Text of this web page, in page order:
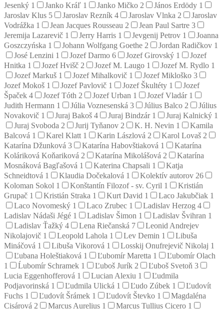
Jesenký 1 Janko Kráľ 1 Janko Mičko 2 János Erdödy 1
Jaroslav Klus 5 Jaroslav Rezník 4 Jaroslav Vlnka 2
Jaroslav
Vodrážka 1 Jean Jacques Rousseau 2 Jean Paul Sartre 3
Jeremija Lazarevič 1 Jerry Harris 1 Jevgenij Petrov 1
Joanna
Goszczyńska 1 Johann Wolfgang Goethe 2 Jordan Radičkov 1
José Lenzini 1 Jozef Darmo 6 Jozef Girovský 1
Jozef
Hnitka 1 Jozef Hvišč 2 Jozef M. Laugo 1 Jozef M. Rydlo 1
Jozef Markuš 1 Jozef Mihalkovič 1 Jozef Mikloško 3
Jozef Mokoš 1 Jozef Pavlovič 1 Jozef Škultéty 1
Jozef
Špaček 4 Jozef Tóth 2 Jozef Urban 1 Jozef Vladár 1
Judith Hermann 1 Júlia Voznesenská 3 Július Balco 2
Július
Novakovič 1 Juraj Bakoš 4 Juraj Bindzár 1 Juraj Kalnický 1
Juraj Svoboda 2 Jurij Tyňanov 2 K. H. Nevin 1
Kamila
Balcová 1 Karel Klatt 1 Karin Lászlová 2 Karol Lovaš 2
Katarína Džunková 3 Katarína Habovštiaková 1
Katarína
Koláriková Koňariková 2 Katarína Mikolášová 2
Katarína
Mosnáková Bagľašová 1 Katerina Chapsali 1
Katja
Schneidtová 1 Klaudia Dočekalová 1 Kolektív autorov 26
Koloman Sokol 1 Konštantín Filozof - sv. Cyril 1
Kristián
Grupač 1 Kristián Straka 1 Kurt David 1 Laco Jakubčiak 1
Laco Novomeský 1 Laco Zrubec 1 Ladislav Herzog 4
Ladislav Nádaši Jégé 1 Ladislav Šimon 1 Ladislav Švihran 1
Ladislav Ťažký 4 Lena Riečanská 7
Leonid Andrejev
Nikolajovič 1 Leopold Lahola 1 Lev Demin 1
Libuša
Mináčová 1 Libuša Vikorová 1 Losskij Onufrejevič Nikolaj 1
Ľubana Holeštiaková 1 Ľubomír Maretta 1
Ľubomír Olach
1
Ĺubomír Schramek 1 Ľuboš Jurík 2 Ľuboš Svetoň 3
Lucia Eggenhofferová 1 Lucian Alexiu 1
Ľudmila
Podjavorinská 1 Ľudmila Ulická 1 Ľudo Zúbek 1
Ľudovít
Fuchs 1 Ľudovít Šrámek 1 Ľudovít Števko 1
Magdaléna
Cisárová 2 Marcus Aurelius 1 Marcus Tullius Cicero 1